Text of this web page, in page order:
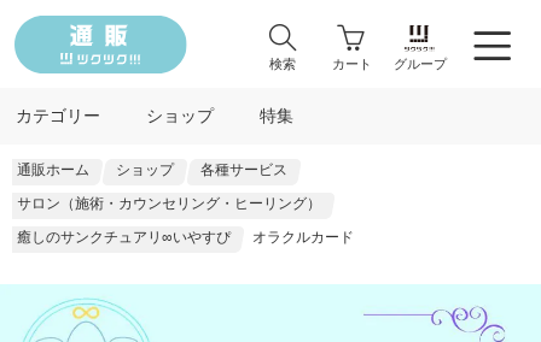
検索 カート グループ
カテゴリー ショップ 特集
通販ホーム ショップ
各種サービス
サロン（施術・カウンセリング・ヒーリング）
癒しのサンクチュアリ∞いやすぴ
オラクルカード